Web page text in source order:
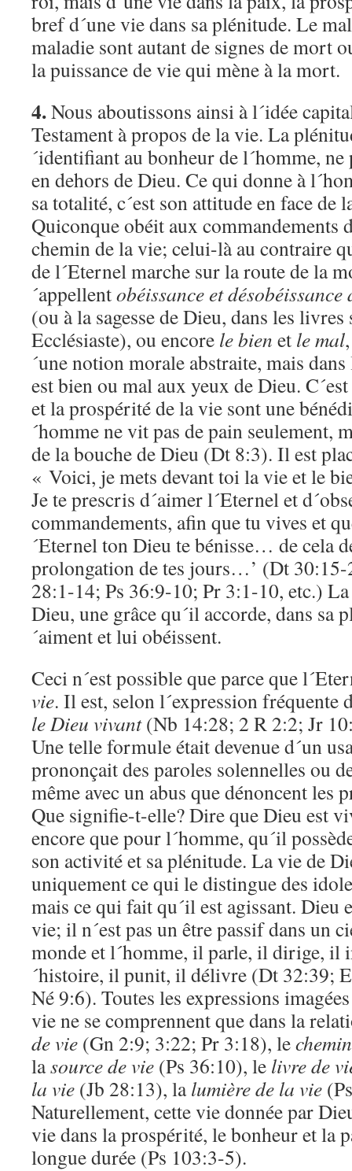
bref d´une vie dans sa plénitude. Le
maladie sont autant de signes de mort
la puissance de vie qui mène à la mort.
4.Nous aboutissons ainsi à l´idée
Testament à propos de la vie. La
´identifiant au bonheur de l´homme, ne
en dehors de Dieu. Ce qui donne à
sa totalité, c´est son attitude en face de
Quiconque obéit aux commandements
chemin de la vie; celui-là au contraire
de l´Eternel marche sur la route de la
´appellentobéissance et
(ou à la sagesse de Dieu, dans les
Ecclésiaste), ou encore le bien et le mal
´une notion morale abstraite, mais
est bien ou mal aux yeux de Dieu.
et la prospérité de la vie sont une
´homme ne vit pas de pain seulement,
de la bouche de Dieu (Dt 8:3). Il est
« Voici, je mets devant toi la vie et le
Je te prescris d´aimer l´Eternel et
commandements, afin que tu vives et
´Eternel ton Dieu te bénisse… de cela
prolongation de tes jours…’ (Dt
28:1-14; Ps 36:9-10; Pr 3:1-10, etc.)
Dieu, une grâce qu´il accorde, dans sa
´aiment et lui obéissent.
Ceci n´est possible que parce que
vie. Il est, selon l´expression fréquente
le Dieu vivant(Nb 14:28; 2 R 2:2; Jr
Une telle formule était devenue d´un
prononçait des paroles solennelles ou
même avec un abus que dénoncent les
Que signifie-t-elle? Dire que Dieu est
encore que pour l´homme, qu´il
son activité et sa plénitude. La vie de
uniquement ce qui le distingue des
mais ce qui fait qu´il est agissant. Dieu
vie; il n´est pas un être passif dans un
monde et l´homme, il parle, il dirige, il
´histoire, il punit, il délivre (Dt 32:39;
Né 9:6). Toutes les expressions
vie ne se comprennent que dans la
de vie (Gn 2:9; 3:22; Pr 3:18), le
lasource de vie (Ps 36:10), le livre de
la vie (Jb 28:13), lalumière de la vie
Naturellement, cette vie donnée par
vie dans la prospérité, le bonheur et la
longue durée (Ps 103:3-5).